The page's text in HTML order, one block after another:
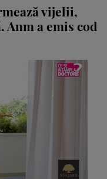
vijelii,
a emis cod